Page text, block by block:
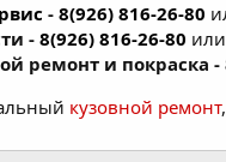
- 8(926) 816-26-80
- 8(926) 816-26-80
ремонт и покраска -
кузовной ремонт,